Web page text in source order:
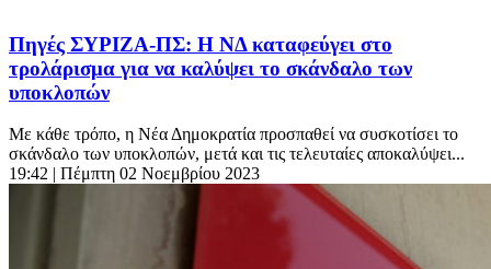
Πηγές ΣΥΡΙΖΑ-ΠΣ: Η ΝΔ καταφεύγει στο
τρολάρισμα για να καλύψει το σκάνδαλο των
υποκλοπών
Με κάθε τρόπο, η Νέα Δημοκρατία προσπαθεί να συσκοτίσει το
σκάνδαλο των υποκλοπών, μετά και τις τελευταίες αποκαλύψει...
19:42 | Πέμπτη 02 Νοεμβρίου 2023